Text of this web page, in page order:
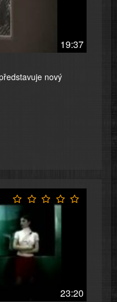
19:37
nový
23:20